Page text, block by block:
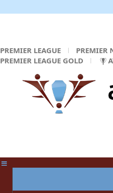
PREMIER LEAGUE PREMIER
PREMIER LEAGUE GOLD